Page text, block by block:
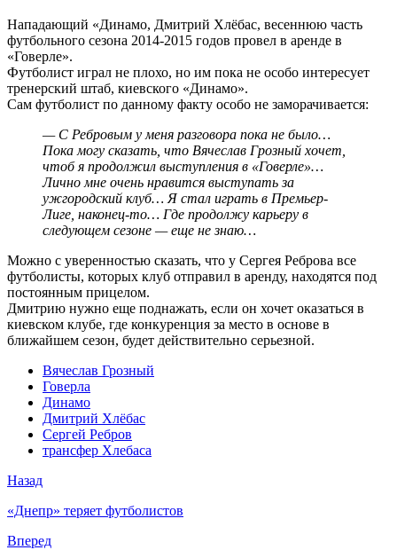
Нападающий «Динамо, Дмитрий Хлёбас, весеннюю часть
футбольного сезона 2014-2015 годов провел в аренде в
«Говерле».
Футболист играл не плохо, но им пока не особо интересует
тренерский штаб, киевского «Динамо».
Сам футболист по данному факту особо не заморачивается:
— С Ребровым у меня разговора пока не было…
Пока могу сказать, что Вячеслав Грозный хочет,
чтоб я продолжил выступления в «Говерле»…
Лично мне очень нравится выступать за
ужгородский клуб… Я стал играть в Премьер-
Лиге, наконец-то… Где продолжу карьеру в
следующем сезоне — еще не знаю…
Можно с уверенностью сказать, что у Сергея Реброва все
футболисты, которых клуб отправил в аренду, находятся под
постоянным прицелом.
Дмитрию нужно еще поднажать, если он хочет оказаться в
киевском клубе, где конкуренция за место в основе в
ближайшем сезон, будет действительно серьезной.
Вячеслав Грозный
Говерла
Динамо
Дмитрий Хлёбас
Сергей Ребров
трансфер Хлебаса
Назад
«Днепр» теряет футболистов
Вперед